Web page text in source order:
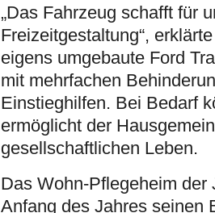
„Das Fahrzeug schafft für
Freizeitgestaltung“,
eigens umgebaute Ford
mit mehrfachen
Einstieghilfen. Bei Bedarf
ermöglicht der
gesellschaftlichen Leben.
Das Wohn-Pflegeheim
Anfang des Jahres seinen